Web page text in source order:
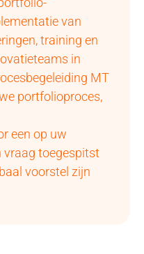
van
training en
in
MT
portfolioproces,
een op uw
vraag toegespitst
voorstel zijn